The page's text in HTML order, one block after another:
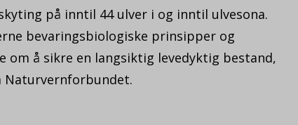
på inntil 44 ulver i og inntil ulvesona.
bevaringsbiologiske prinsipper og
om å sikre en langsiktig levedyktig bestand,
Naturvernforbundet.